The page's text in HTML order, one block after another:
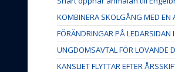
KOMBINERA SKOLGÅNG MED EN
FÖRÄNDRINGAR PÅ LEDARSIDAN
UNGDOMSAVTAL FÖR LOVANDE
KANSLIET FLYTTAR EFTER